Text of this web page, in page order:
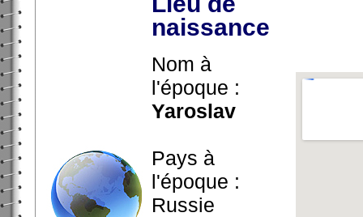
naissance
Nom à
l'époque :
Yaroslav
Pays à
l'époque :
Russie